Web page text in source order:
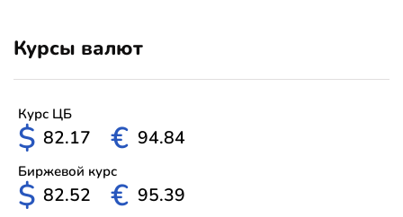
Курсы валют
Курс ЦБ
$ 82.17 € 94.84
Биржевой курс
$ 82.52 € 95.39